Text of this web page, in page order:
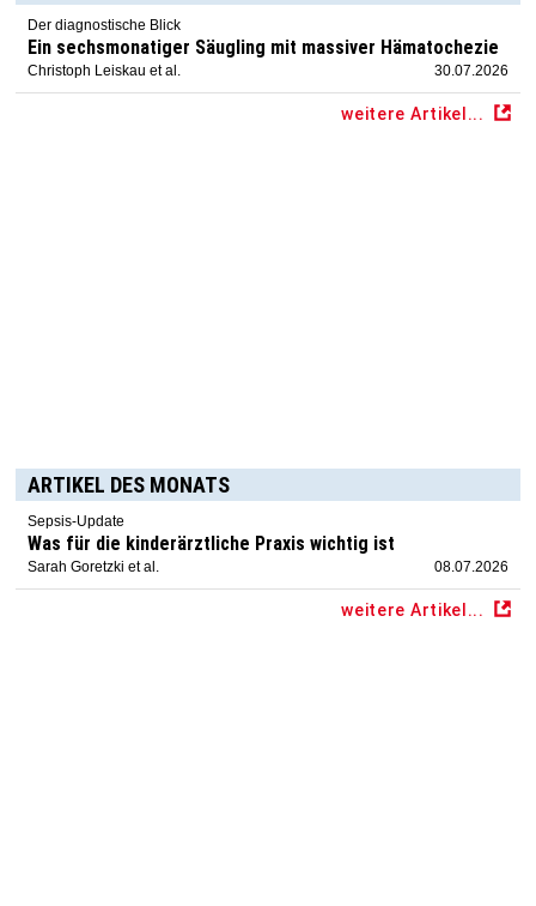
Der diagnostische Blick
Ein sechsmonatiger Säugling mit massiver Hämatochezie
Christoph Leiskau et al. 30.07.2026
weitere Artikel...
ARTIKEL DES MONATS
Sepsis-Update
Was für die kinderärztliche Praxis wichtig ist
Sarah Goretzki et al. 08.07.2026
weitere Artikel...